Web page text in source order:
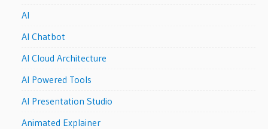
AI
AI Chatbot
AI Cloud Architecture
AI Powered Tools
AI Presentation Studio
Animated Explainer